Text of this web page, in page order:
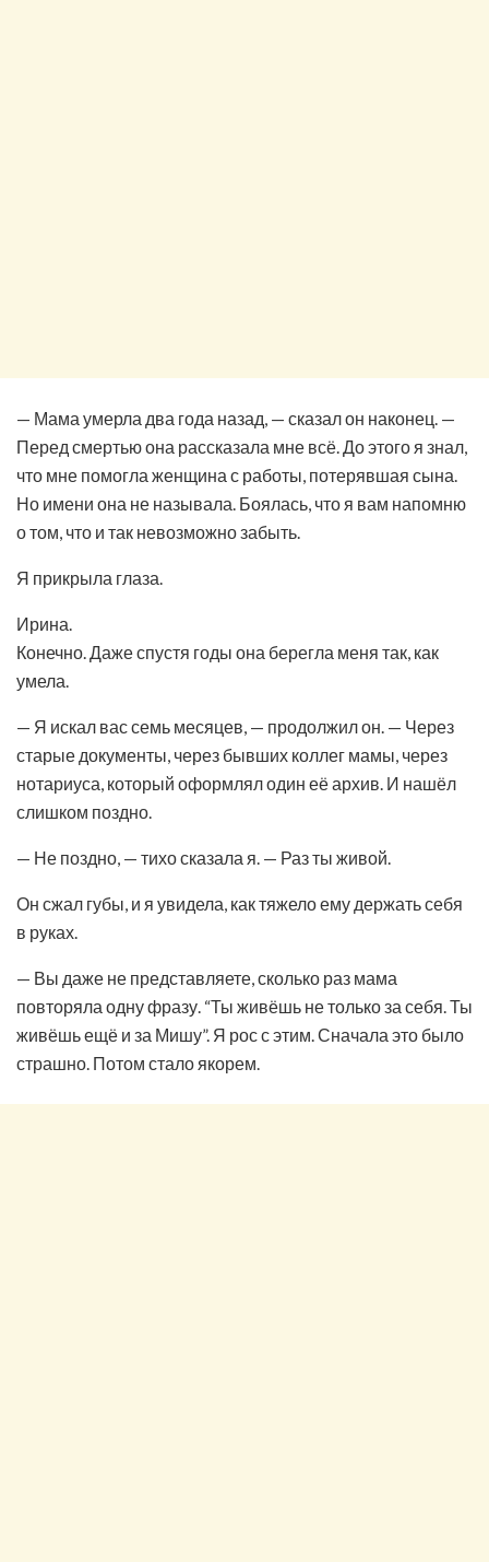
— Мама умерла два года назад, — сказал он наконец. —
Перед смертью она рассказала мне всё. До этого я знал,
что мне помогла женщина с работы, потерявшая сына.
Но имени она не называла. Боялась, что я вам напомню
о том, что и так невозможно забыть.
Я прикрыла глаза.
Ирина.
Конечно. Даже спустя годы она берегла меня так, как
умела.
— Я искал вас семь месяцев, — продолжил он. — Через
старые документы, через бывших коллег мамы, через
нотариуса, который оформлял один её архив. И нашёл
слишком поздно.
— Не поздно, — тихо сказала я. — Раз ты живой.
Он сжал губы, и я увидела, как тяжело ему держать себя
в руках.
— Вы даже не представляете, сколько раз мама
повторяла одну фразу. “Ты живёшь не только за себя. Ты
живёшь ещё и за Мишу”. Я рос с этим. Сначала это было
страшно. Потом стало якорем.